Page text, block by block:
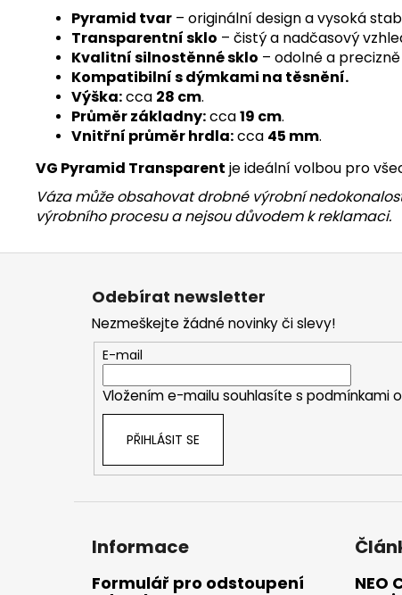
Pyramid tvar – originální design a vysoká
Transparentní sklo – čistý a nadčasový
Kvalitní silnostěnné sklo – odolné a
Kompatibilní s dýmkami na těsnění.
Výška:cca 28 cm.
Průměr základny:cca19 cm.
Vnitřní průměr hrdla:cca 45 mm.
VG Pyramid Transparent je ideální volbou pro
Váza může obsahovat drobné výrobní
výrobního procesu a nejsou důvodem k reklamaci.
Z
Odebírat newsletter
Nezmeškejte žádné novinky či slevy!
E-mail
Vložením e-mailu souhlasíte s podmínkami
PŘIHLÁSIT SE
Informace
Formulář pro odstoupení NEO